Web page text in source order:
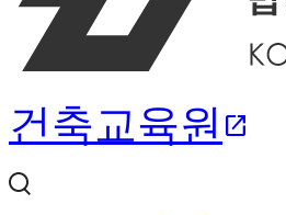
건축교육원 open_in_new